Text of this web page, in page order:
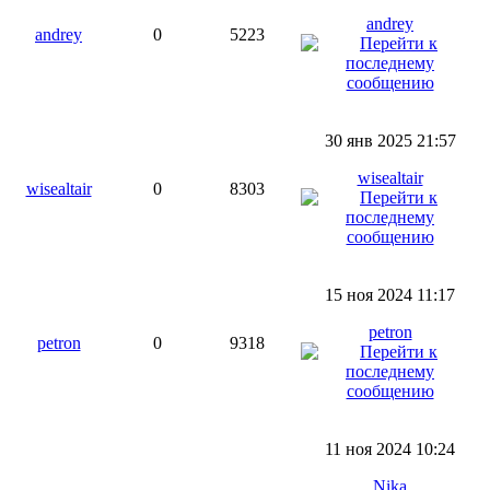
andrey 0 5223
andrey
wisealtair 0 8303
30 янв 2025 21:57
wisealtair
petron 0 9318
15 ноя 2024 11:17
petron
11 ноя 2024 10:24
Nika